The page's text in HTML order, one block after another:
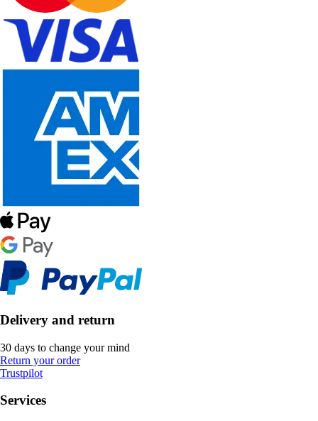
Delivery and return
30 days to change your mind
Return your order
Trustpilot
Services